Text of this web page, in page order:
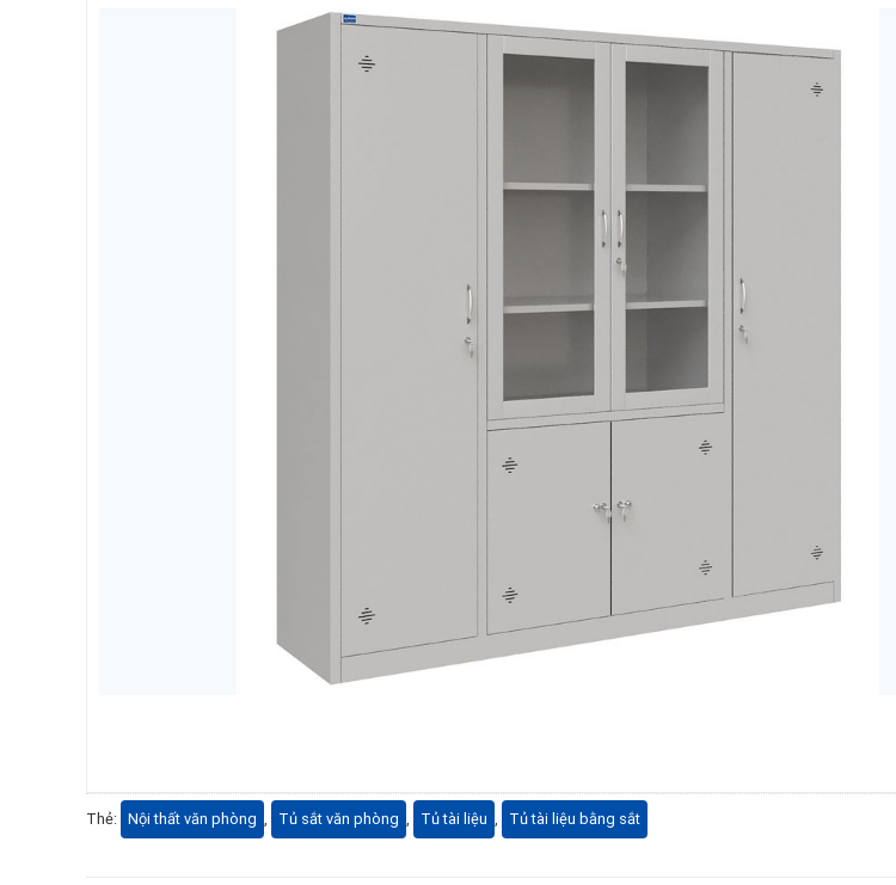
Thẻ: Nội thất văn phòng Tủ sắt văn phòng Tủ tài liệu Tủ tài liệu bằng sắt